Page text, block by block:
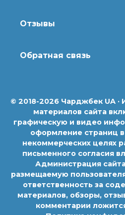
Отзывы
Обратная связь
© 2018-2026 Чарджбек UA ·
материалов сайта
графическую и видео
оформление страниц
некоммерческих целях
письменного согласия
Администрация
размещаемую
ответственность за
материалов, обзоры,
комментарии